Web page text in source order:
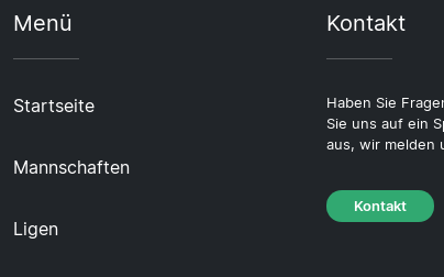
Menü
Startseite
Mannschaften
Ligen
Kontakt
Haben Sie
Sie uns auf ein
aus, wir melden
Kontakt